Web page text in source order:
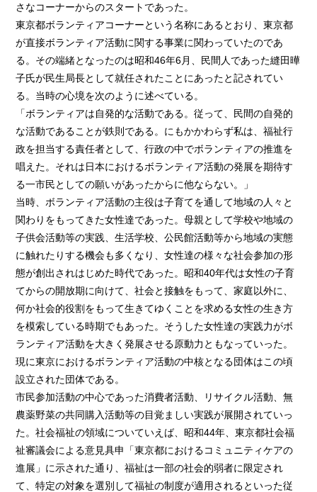
さなコーナーからのスタートであった。
東京都ボランティアコーナーという名称にあるとおり、東京都
が直接ボランティア活動に関する事業に関わっていたのであ
る。その端緒となったのは昭和46年6月、民間人であった縫田曄
子氏が民生局長として就任されたことにあったと記されてい
る。当時の心境を次のように述べている。
「ボランティアは自発的な活動である。従って、民間の自発的
な活動であることが鉄則である。にもかかわらず私は、福祉行
政を担当する責任者として、行政の中でボランティアの推進を
唱えた。それは日本におけるボランティア活動の発展を期待す
る一市民としての願いがあったからに他ならない。」
当時、ボランティア活動の主役は子育てを通して地域の人々と
関わりをもってきた女性達であった。母親として学校や地域の
子供会活動等の実践、生活学校、公民館活動等から地域の実態
に触れたりする機会も多くなり、女性達の様々な社会参加の形
態が創出されはじめた時代であった。昭和40年代は女性の子育
てからの開放期に向けて、社会と接触をもって、家庭以外に、
何か社会的役割をもって生きてゆくことを求める女性の生き方
を模索している時期でもあった。そうした女性達の実践力がボ
ランティア活動を大きく発展させる原動力ともなっていった。
現に東京におけるボランティア活動の中核となる団体はこの頃
設立された団体である。
市民参加活動の中心であった消費者活動、リサイクル活動、無
農薬野菜の共同購入活動等の目覚ましい実践が展開されていっ
た。社会福祉の領域についていえば、昭和44年、東京都社会福
祉審議会による意見具申「東京都におけるコミュニティケアの
進展」に示された通り、福祉は一部の社会的弱者に限定され
て、特定の対象を選別して福祉の制度が適用されるといった従